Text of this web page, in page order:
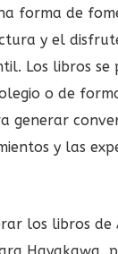
forma de
y el
Los libros se
o de
generar
y las
los libros de
Hayakawa,